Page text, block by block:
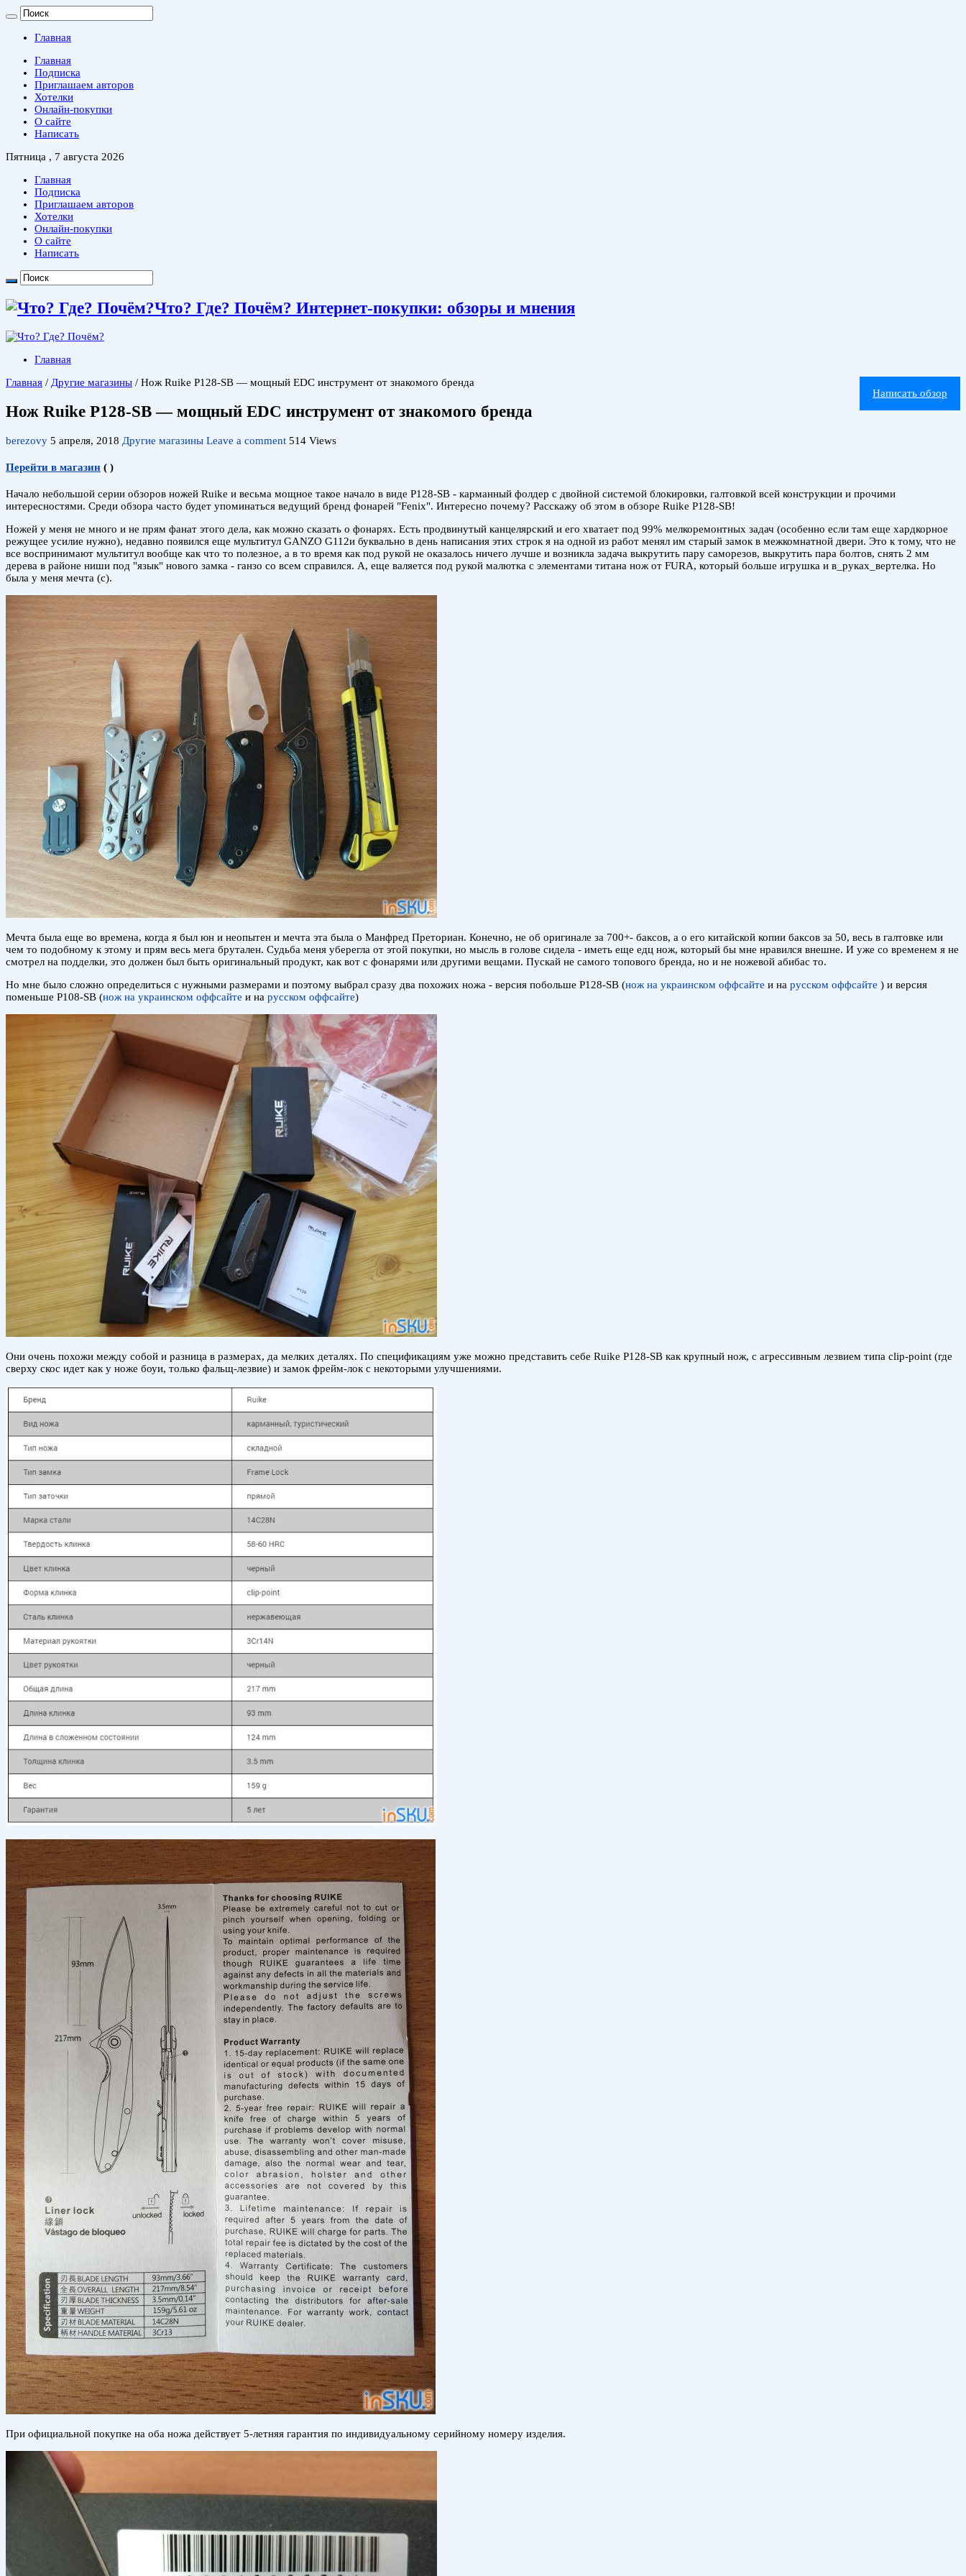
Главная
Главная
Подписка
Приглашаем авторов
Хотелки
Онлайн-покупки
О сайте
Написать
Пятница , 7 августа 2026
Главная
Подписка
Приглашаем авторов
Хотелки
Онлайн-покупки
О сайте
Написать
Что? Где? Почём? Интернет-покупки: обзоры и мнения
Главная
Написать обзор
Главная / Другие магазины / Нож Ruike P128-SB — мощный EDC инструмент от знакомого бренда
Нож Ruike P128-SB — мощный EDC инструмент от знакомого бренда
berezovy 5 апреля, 2018 Другие магазины Leave a comment 514 Views
Перейти в магазин ( )
Начало небольшой серии обзоров ножей Ruike и весьма мощное такое начало в виде P128-SB - карманный фолдер с двойной системой блокировки, галтовкой всей конструкции и прочими
интересностями. Среди обзора часто будет упоминаться ведущий бренд фонарей "Fenix". Интересно почему? Расскажу об этом в обзоре Ruike P128-SB!
Ножей у меня не много и не прям фанат этого дела, как можно сказать о фонарях. Есть продвинутый канцелярский и его хватает под 99% мелкоремонтных задач (особенно если там еще хардкорное
режущее усилие нужно), недавно появился еще мультитул GANZO G112и буквально в день написания этих строк я на одной из работ менял им старый замок в межкомнатной двери. Это к тому, что не
все воспринимают мультитул вообще как что то полезное, а в то время как под рукой не оказалось ничего лучше и возникла задача выкрутить пару саморезов, выкрутить пара болтов, снять 2 мм
дерева в районе ниши под "язык" нового замка - ганзо со всем справился. А, еще валяется под рукой малютка с элементами титана нож от FURA, который больше игрушка и в_руках_вертелка. Но
была у меня мечта (с).
Мечта была еще во времена, когда я был юн и неопытен и мечта эта была о Манфред Преториан. Конечно, не об оригинале за 700+- баксов, а о его китайской копии баксов за 50, весь в галтовке или
чем то подобному к этому и прям весь мега брутален. Судьба меня уберегла от этой покупки, но мысль в голове сидела - иметь еще едц нож, который бы мне нравился внешне. И уже со временем я не
смотрел на подделки, это должен был быть оригинальный продукт, как вот с фонарями или другими вещами. Пускай не самого топового бренда, но и не ножевой абибас то.
Но мне было сложно определиться с нужными размерами и поэтому выбрал сразу два похожих ножа - версия побольше P128-SB (нож на украинском оффсайте и на русском оффсайте ) и версия
поменьше P108-SB (нож на украинском оффсайте и на русском оффсайте)
Они очень похожи между собой и разница в размерах, да мелких деталях. По спецификациям уже можно представить себе Ruike P128-SB как крупный нож, с агрессивным лезвием типа clip-point (где
сверху скос идет как у ноже боуи, только фальщ-лезвие) и замок фрейм-лок с некоторыми улучшениями.
При официальной покупке на оба ножа действует 5-летняя гарантия по индивидуальному серийному номеру изделия.